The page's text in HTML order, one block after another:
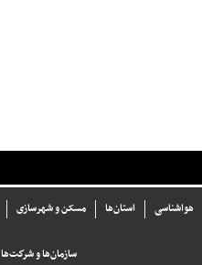
مسکن و شهرسازی استان‌ها
هواشناسی
سازما‌ن‌ها و شركت‌ها